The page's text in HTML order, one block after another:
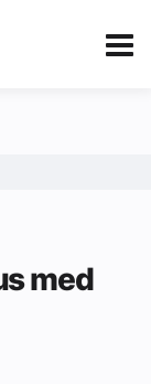
Annonsere i
med